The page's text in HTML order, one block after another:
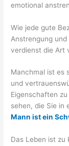
emotional
Wie jede gute
Anstrengung
verdienst die Art
Manchmal ist es
und
Eigenschaften
sehen, die Sie in
Mann ist ein
Das Leben ist zu